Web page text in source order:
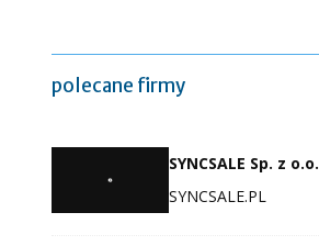
polecane firmy
SYNCSALE Sp. z o.o.
SYNCSALE.PL